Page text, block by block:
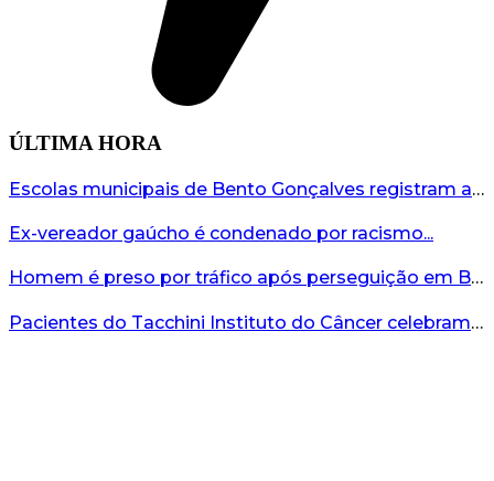
ÚLTIMA HORA
Escolas municipais de Bento Gonçalves registram avanço no IDEB 2025...
Ex-vereador gaúcho é condenado por racismo...
Homem é preso por tráfico após perseguição em Bento Gonçalves...
Pacientes do Tacchini Instituto do Câncer celebram Dia dos Pais com cuidado e relaxamento...